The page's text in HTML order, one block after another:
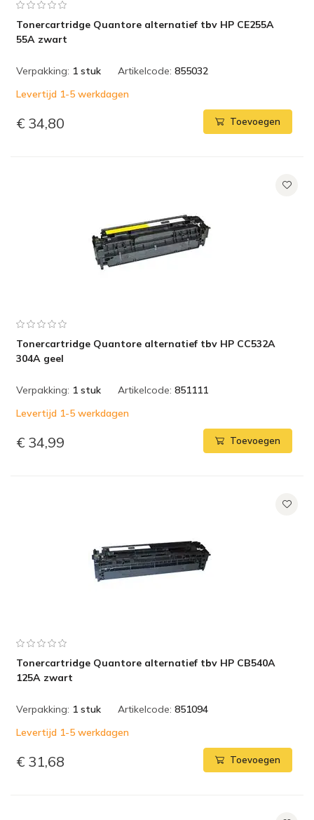
Tonercartridge Quantore alternatief tbv HP CE255A
55A zwart
Verpakking: 1 stuk Artikelcode: 855032
Levertijd 1-5 werkdagen
€ 34,80 Toevoegen
Tonercartridge Quantore alternatief tbv HP CC532A
304A geel
Verpakking: 1 stuk Artikelcode: 851111
Levertijd 1-5 werkdagen
€ 34,99 Toevoegen
Tonercartridge Quantore alternatief tbv HP CB540A
125A zwart
Verpakking: 1 stuk Artikelcode: 851094
Levertijd 1-5 werkdagen
€ 31,68 Toevoegen